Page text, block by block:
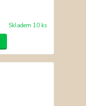
Skladem 10 ks